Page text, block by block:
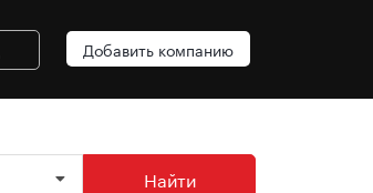
Добавить компанию
Найти